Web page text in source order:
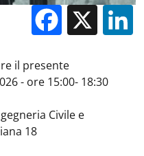
X
il presente
- ore 15:00- 18:30
Civile e
18